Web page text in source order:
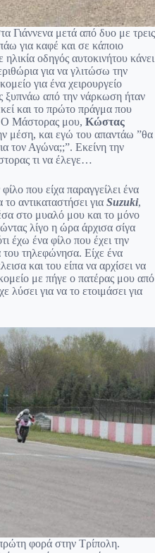
Γιάννενα μετά από δυο με τρεις
για καφέ και σε κάποιο
οδηγός αυτοκινήτου κάνει
για να γλιτώσω την
για ένα χειρουργείο
ξυπνάω από την νάρκωση ήταν
και το πρώτο πράγμα που
Ο Μάστορας μου, Κώστας
μέση, και εγώ του απαντάω ”θα
τον Αγώνα;;”. Εκείνη την
τι να έλεγε…
που είχα παραγγείλει ένα
αντικαταστήσει για Suzuki,
στο μυαλό μου και το μόνο
λίγο η ώρα άρχισα σίγα
έχω ένα φίλο που έχει την
του τηλεφώνησα. Είχε ένα
και του είπα να αρχίσει να
με πήγε ο πατέρας μου από
λύσει για να το ετοιμάσει για
φορά στην Τρίπολη.